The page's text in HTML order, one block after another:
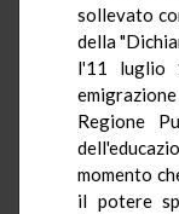
sollevato
della
l'11 luglio
Regione
momento
il potere